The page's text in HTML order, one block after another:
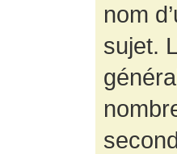
nom
sujet.